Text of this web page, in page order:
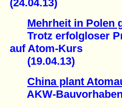
(24.04.13)
Mehrheit in Polen
Trotz erfolgloser
auf Atom-Kurs
(19.04.13)
China plant
AKW-Bauvorhaben